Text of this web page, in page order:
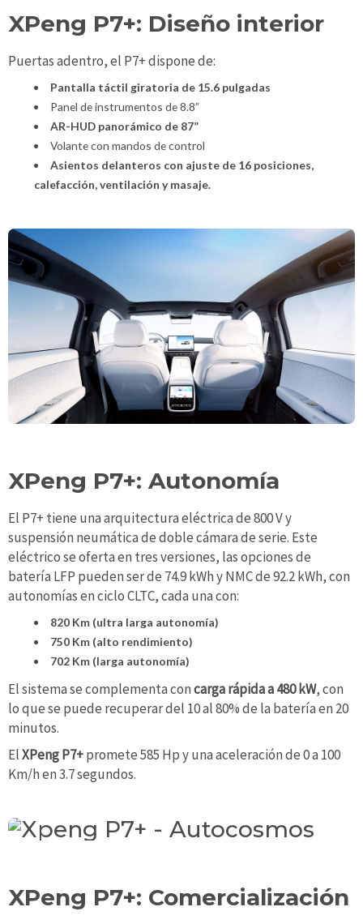
XPeng P7+: Diseño interior
Puertas adentro, el P7+ dispone de:
Pantalla táctil giratoria de 15.6 pulgadas
Panel de instrumentos de 8.8”
AR-HUD panorámico de 87”
Volante con mandos de control
Asientos delanteros con ajuste de 16 posiciones,
calefacción, ventilación y masaje.
XPeng P7+: Autonomía
El P7+ tiene una arquitectura eléctrica de 800 V y
suspensión neumática de doble cámara de serie. Este
eléctrico se oferta en tres versiones, las opciones de
batería LFP pueden ser de 74.9 kWh y NMC de 92.2 kWh, con
autonomías en ciclo CLTC, cada una con:
820 Km (ultra larga autonomía)
750 Km (alto rendimiento)
702 Km (larga autonomía)
El sistema se complementa concarga rápida a 480 kW, con
lo que se puede recuperar del 10 al 80% de la batería en 20
minutos.
ElXPeng P7+promete 585 Hp y una aceleración de 0 a 100
Km/h en 3.7 segundos.
XPeng P7+: Comercialización